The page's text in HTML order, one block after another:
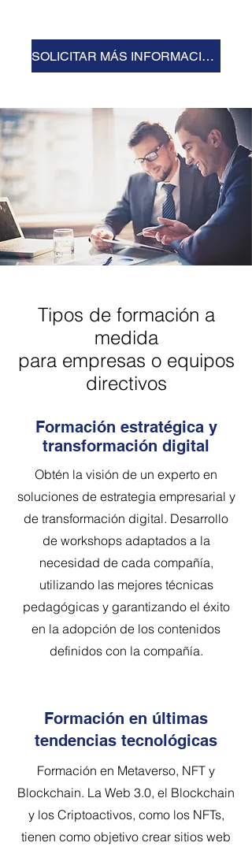
SOLICITAR MÁS INFORMACIÓN
Tipos de formación a
medida
para empresas o equipos
directivos
Formación estratégica y
transformación digital
Obtén la visión de un experto en
soluciones de estrategia empresarial y
de transformación digital. Desarrollo
de workshops adaptados a la
necesidad de cada compañía,
utilizando las mejores técnicas
pedagógicas y garantizando el éxito
en la adopción de los contenidos
definidos con la compañía.
Formación en últimas
tendencias tecnológicas
Formación en Metaverso, NFT y
Blockchain. La Web 3.0, el Blockchain
y los Criptoactivos, como los NFTs,
tienen como objetivo crear sitios web